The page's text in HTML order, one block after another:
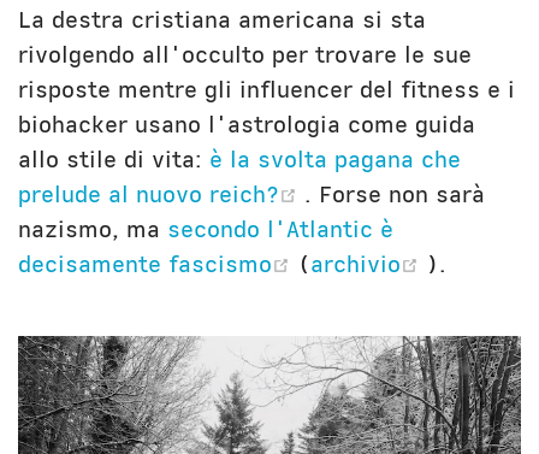
La destra cristiana americana si sta
rivolgendo all'occulto per trovare le sue
risposte mentre gli influencer del fitness e i
biohacker usano l'astrologia come guida
allo stile di vita: è la svolta pagana che
prelude al nuovo reich?
(opens new
. Forse non sarà
nazismo, ma secondo l'Atlantic è
decisamente fascismo
(opens new window)
(archivio (opens
).